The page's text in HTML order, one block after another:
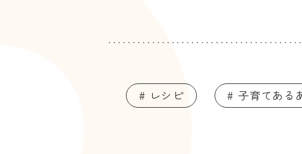
# レシピ # 子育てある